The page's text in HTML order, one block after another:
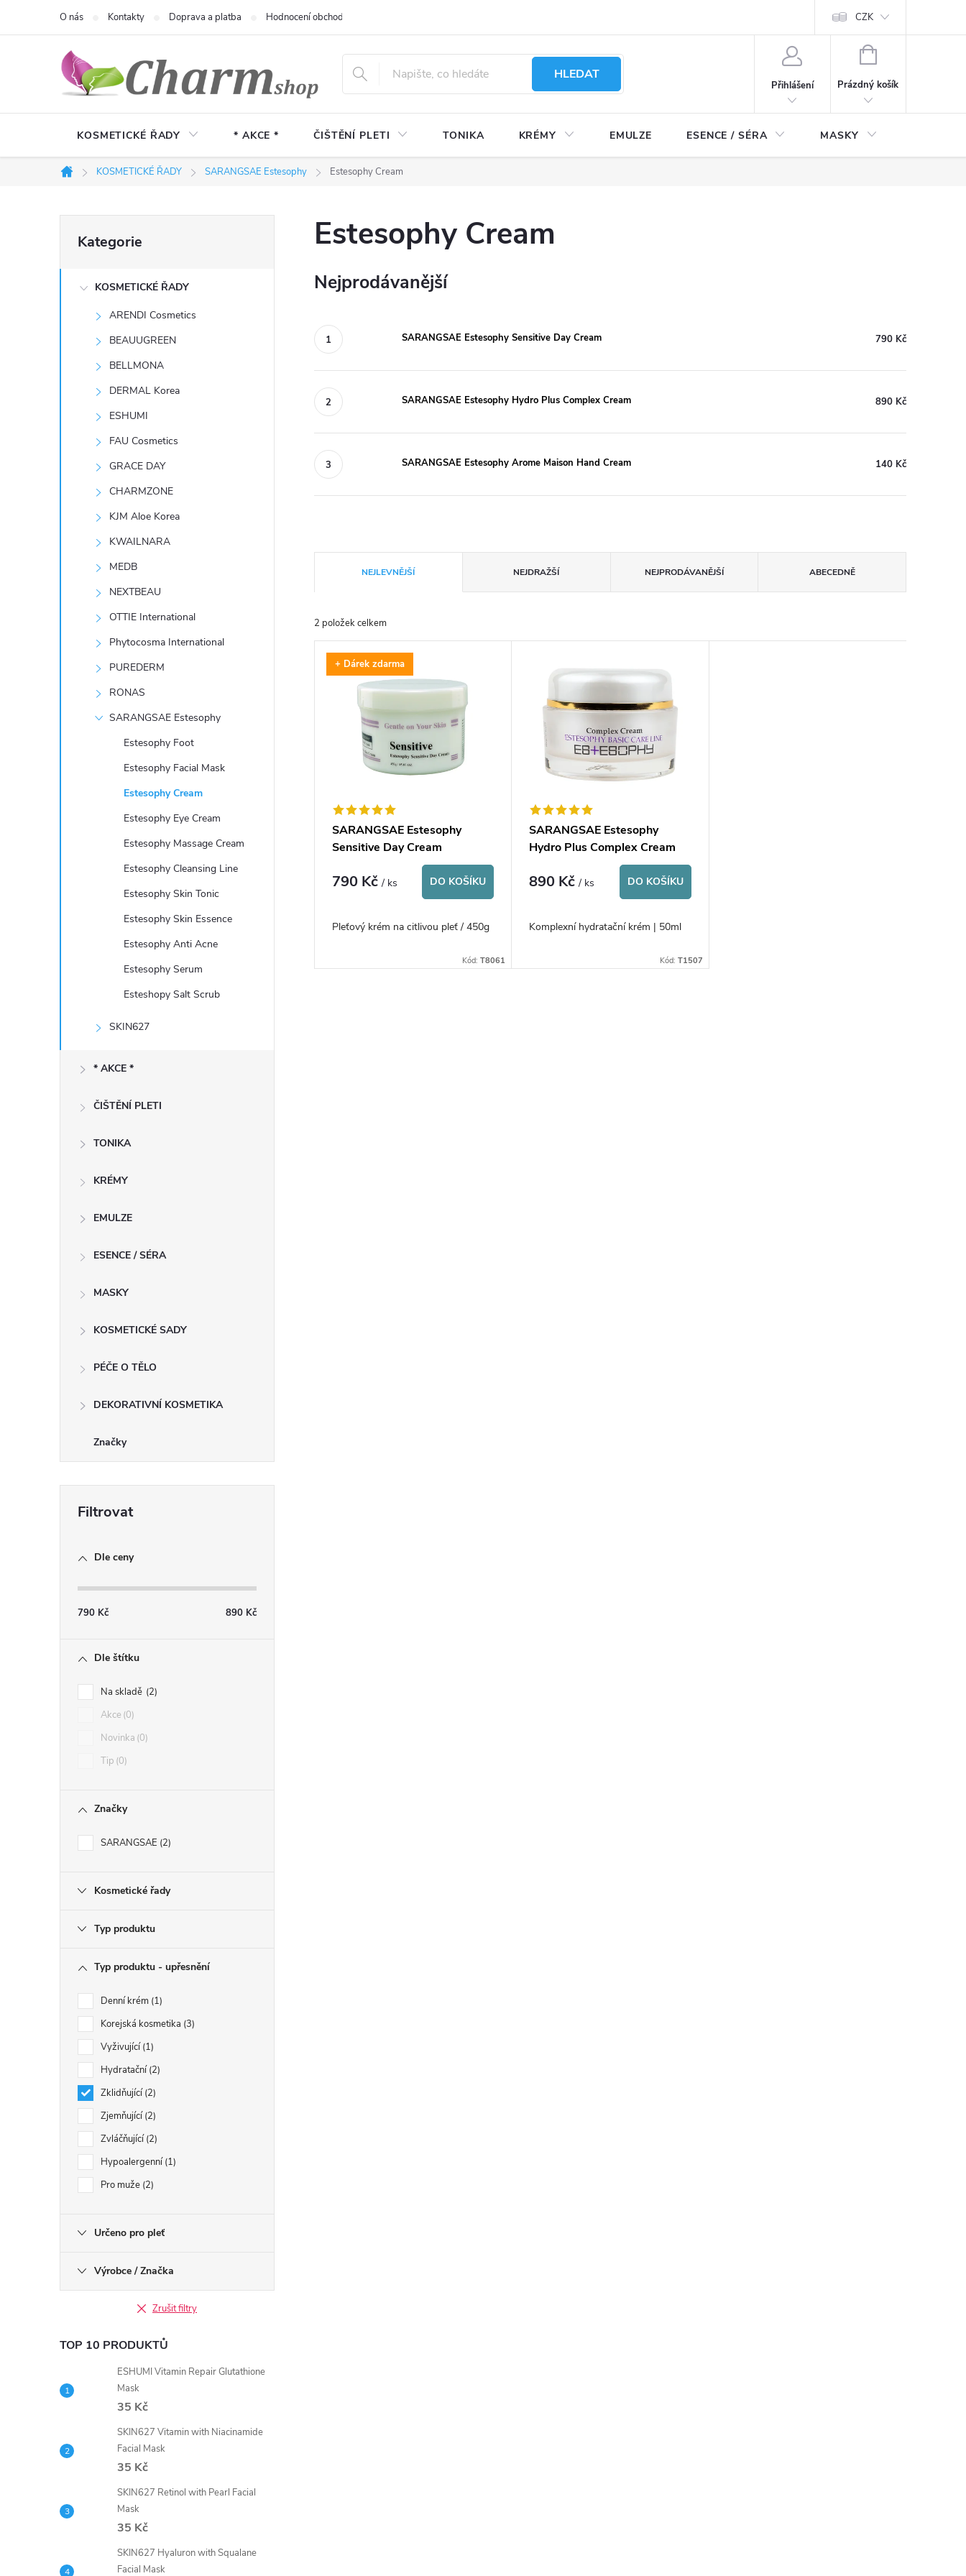
O nás Kontakty Doprava a platba Hodnocení obchodu CZK
HLEDAT
Přihlášení
NÁKUPNÍ
Prázdný košík
KOSMETICKÉ ŘADY * AKCE * ČIŠTĚNÍ PLETI TONIKA KRÉMY EMULZE ESENCE / SÉRA MASKY
Domů
KOSMETICKÉ ŘADY SARANGSAE Estesophy Estesophy Cream
o
kategorie
Kategorie
KOSMETICKÉ ŘADY
ARENDI Cosmetics
BEAUUGREEN
BELLMONA
DERMAL Korea
ESHUMI
FAU Cosmetics
GRACE DAY
CHARMZONE
KJM Aloe Korea
KWAILNARA
MEDB
NEXTBEAU
OTTIE International
Phytocosma International
PUREDERM
RONAS
SARANGSAE Estesophy
Estesophy Foot
Estesophy Facial Mask
Estesophy Cream
Estesophy Eye Cream
Estesophy Massage Cream
Estesophy Cleansing Line
Estesophy Skin Tonic
Estesophy Skin Essence
Estesophy Anti Acne
Estesophy Serum
Esteshopy Salt Scrub
SKIN627
* AKCE *
ČIŠTĚNÍ PLETI
TONIKA
KRÉMY
EMULZE
ESENCE / SÉRA
MASKY
KOSMETICKÉ SADY
PÉČE O TĚLO
DEKORATIVNÍ KOSMETIKA
Značky
Dle ceny
790 Kč 890 Kč
Dle štítku
Na skladě 2
Akce 0
Novinka 0
Tip 0
Značky
SARANGSAE 2
Kosmetické řady
Typ produktu
Typ produktu - upřesnění
Denní krém 1
Korejská kosmetika 3
Vyživující 1
Hydratační 2
Zklidňující 2
Zjemňující 2
Zvláčňující 2
Hypoalergenní 1
Pro muže 2
Určeno pro pleť
Výrobce / Značka
Zrušit filtry
TOP 10 PRODUKTŮ
ESHUMI Vitamin Repair Glutathione
Mask
35 Kč
SKIN627 Vitamin with Niacinamide
Facial Mask
35 Kč
SKIN627 Retinol with Pearl Facial
Mask
35 Kč
SKIN627 Hyaluron with Squalane
Facial Mask
Estesophy Cream
Nejprodávanější
SARANGSAE Estesophy Sensitive Day Cream 790 Kč
SARANGSAE Estesophy Hydro Plus Complex Cream 890 Kč
SARANGSAE Estesophy Arome Maison Hand Cream 140 Kč
a
z
e
k
NEJLEVNĚJŠÍ NEJDRAŽŠÍ NEJPRODÁVANĚJŠÍ ABECEDNĚ
2 položek celkem
V
u
+ Dárek zdarma
SARANGSAE Estesophy
Sensitive Day Cream
790 Kč/ ks DO KOŠÍKU
Pleťový krém na citlivou pleť / 450g
Kód:T8061
SARANGSAE Estesophy
Hydro Plus Complex Cream
890 Kč/ ks DO KOŠÍKU
Komplexní hydratační krém | 50ml
Kód: T1507